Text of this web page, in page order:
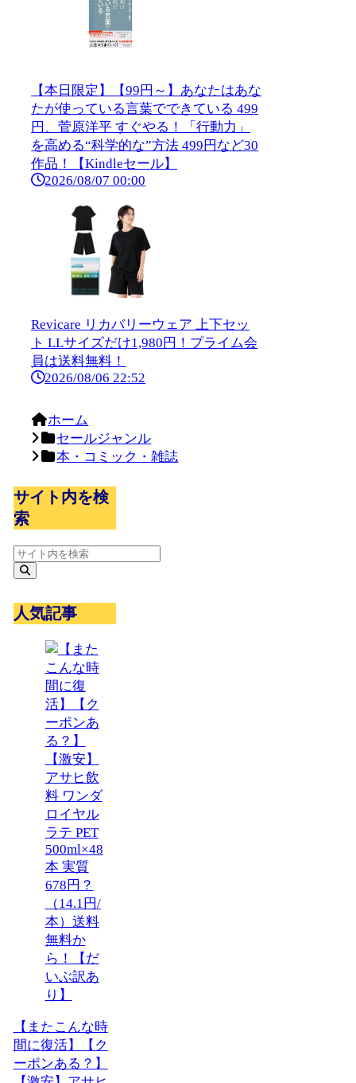
【本日限定】【99円～】あなたはあな
たが使っている言葉でできている 499
円、菅原洋平 すぐやる！「行動力」
を高める“科学的な”方法 499円など30
作品！【Kindleセール】
2026/08/07 00:00
Revicare リカバリーウェア 上下セッ
ト LLサイズだけ1,980円！プライム会
員は送料無料！
2026/08/06 22:52
ホーム
セールジャンル
本・コミック・雑誌
サイト内を検
索
人気記事
【またこんな時
間に復活】【ク
ーポンある？】